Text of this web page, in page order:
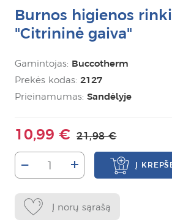
Burnos higienos
"Citrininė gaiva"
Gamintojas: Buccotherm
Prekės kodas: 2127
Prieinamumas: Sandėlyje
10,99 € 21,98 €
– + Į
Į norų sąrašą